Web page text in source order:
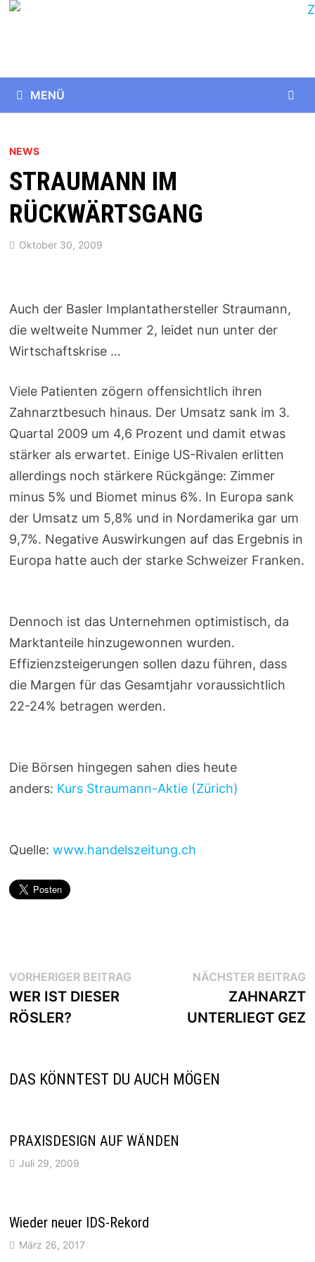
Zurück
MENÜ
NEWS
STRAUMANN IM
RÜCKWÄRTSGANG
Oktober 30, 2009
Auch der Basler Implantathersteller Straumann,
die weltweite Nummer 2, leidet nun unter der
Wirtschaftskrise …
Viele Patienten zögern offensichtlich ihren
Zahnarztbesuch hinaus. Der Umsatz sank im 3.
Quartal 2009 um 4,6 Prozent und damit etwas
stärker als erwartet. Einige US-Rivalen erlitten
allerdings noch stärkere Rückgänge: Zimmer
minus 5% und Biomet minus 6%. In Europa sank
der Umsatz um 5,8% und in Nordamerika gar um
9,7%. Negative Auswirkungen auf das Ergebnis in
Europa hatte auch der starke Schweizer Franken.
Dennoch ist das Unternehmen optimistisch, da
Marktanteile hinzugewonnen wurden.
Effizienzsteigerungen sollen dazu führen, dass
die Margen für das Gesamtjahr voraussichtlich
22-24% betragen werden.
Die Börsen hingegen sahen dies heute
anders: Kurs Straumann-Aktie (Zürich)
Quelle: www.handelszeitung.ch
Beitragsnavigation
VORHERIGER BEITRAGVorheriger
WER IST DIESER
RÖSLER?
NÄCHSTER BEITRAG
ZAHNARZT
UNTERLIEGT GEZ
DAS KÖNNTEST DU AUCH MÖGEN
PRAXISDESIGN AUF WÄNDEN
Juli 29, 2009
Wieder neuer IDS-Rekord
März 26, 2017